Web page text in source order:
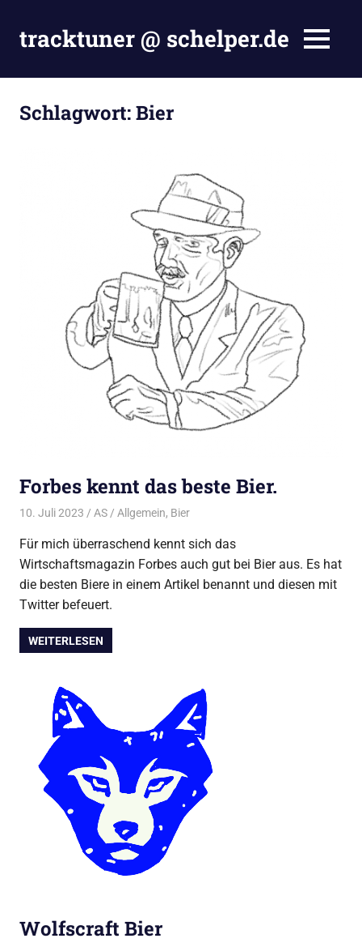
Inhalt
springen
tracktuner @ schelper.de
is
my
MENÜ
Schlagwort:Bier
Forbes kennt das beste Bier.
10. Juli 2023 AS Allgemein, Bier
Für mich überraschend kennt sich das
Wirtschaftsmagazin Forbes auch gut bei Bier aus. Es hat
die besten Biere in einem Artikel benannt und diesen mit
Twitter befeuert.
WEITERLESEN
Wolfscraft Bier